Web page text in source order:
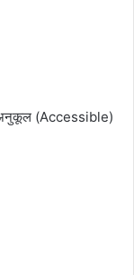
अनुकूल (Accessible)